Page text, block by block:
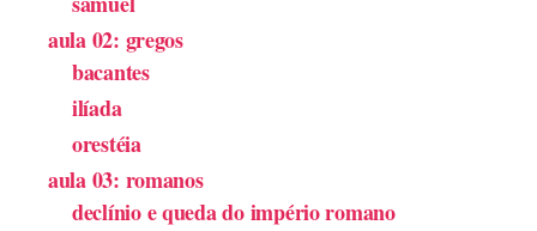
aula 02: gregos
bacantes
ilíada
orestéia
aula 03: romanos
declínio e queda do império romano